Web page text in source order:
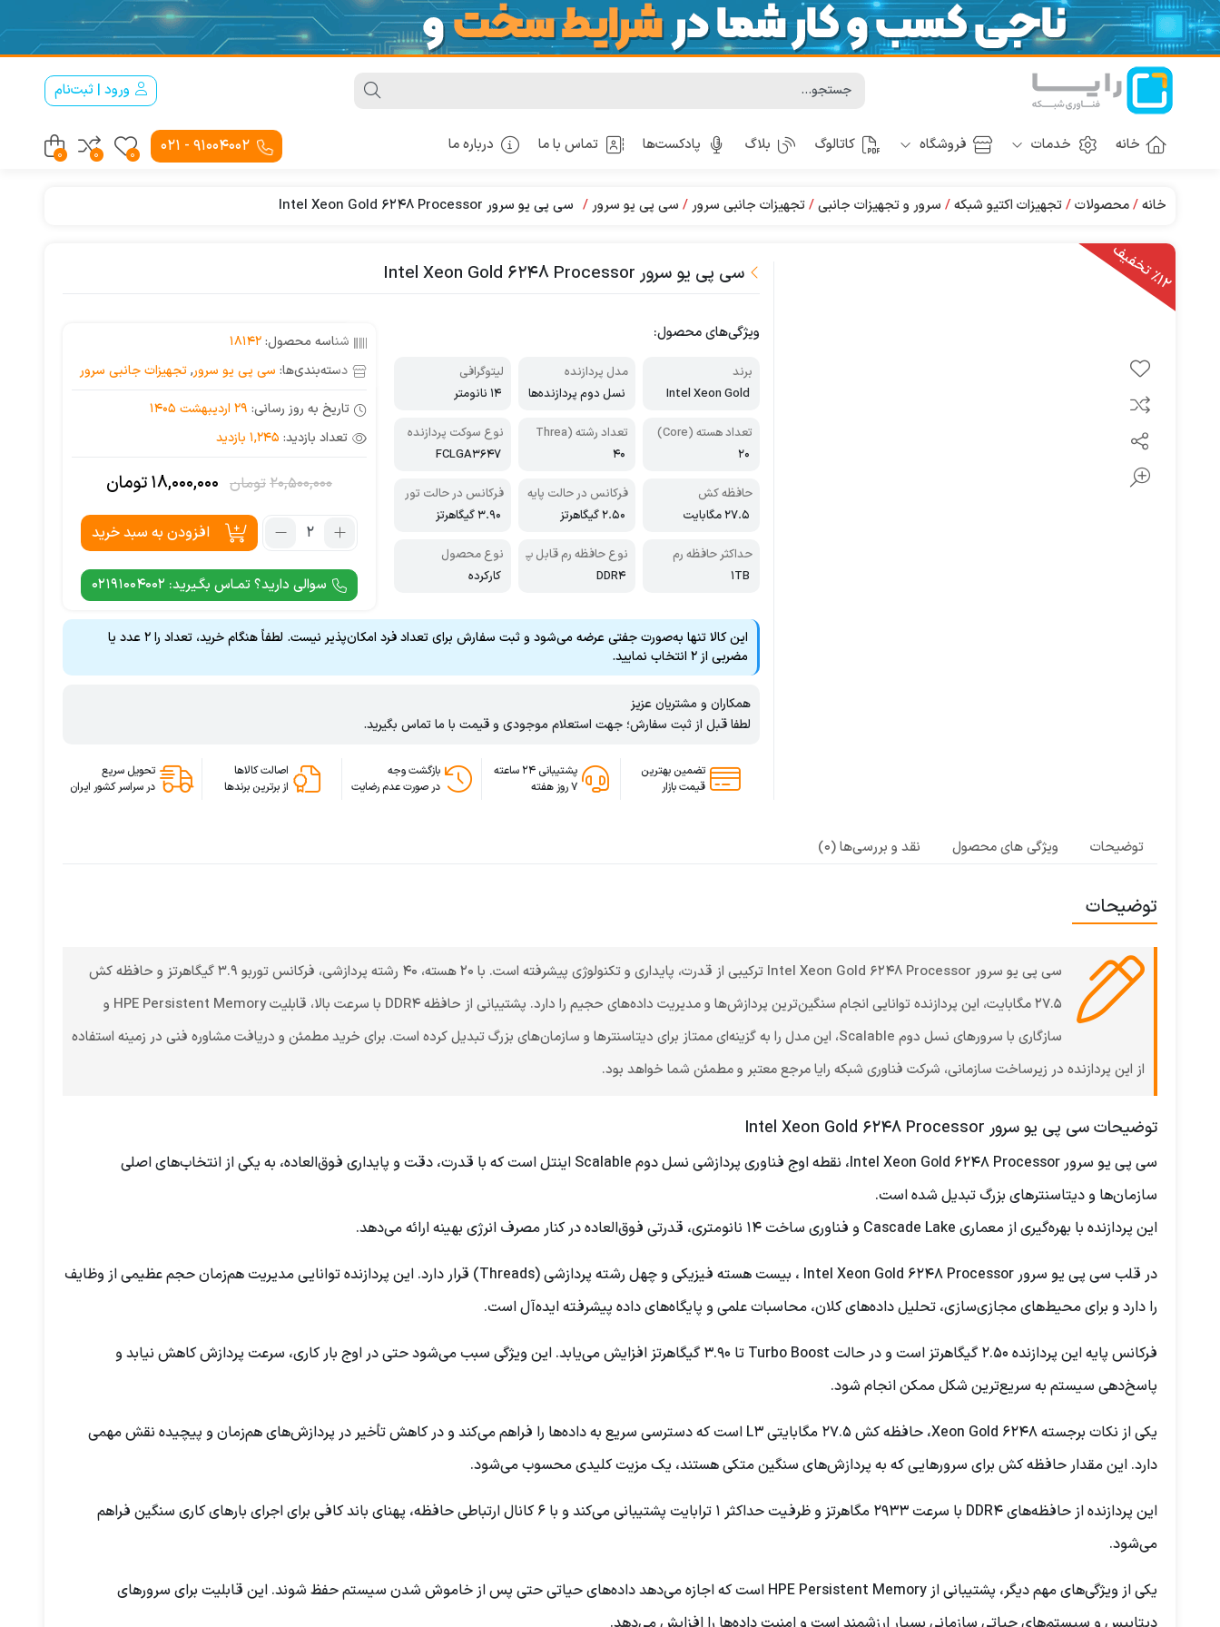
ورود | ثبت‌نام
خانه خدمات فروشگاه کاتالوگ بلاگ پادکست‌ها تماس با ما درباره ما 91004002 - 021
0
0
0
خانه محصولات تجهیزات اکتیو شبکه سرور و تجهیزات جانبی تجهیزات جانبی سرور سی پی یو سرور سی پی یو سرور Intel Xeon Gold 6248 Processor
٪1
2
ت
خ
ف
یف سی پی یو سرور Intel Xeon Gold 6248 Processor
ویژگی‌های محصول:
برند
Intel Xeon Gold
مدل پردازنده
نسل دوم پردازنده‌ها
لیتوگرافی
14 نانومتر
تعداد هسته (Core)
20
تعداد رشته (Threa
d)
40
نوع سوکت پردازنده
FCLGA3647
حافظه کش
27.5 مگابایت
فرکانس در حالت پایه
2.50 گیگاهرتز
فرکانس در حالت تور
بو
3.90 گیگاهرتز
حداکثر حافظه رم
1TB
نوع حافظه رم قابل پ
شتیبانی
DDR4
نوع محصول
کارکرده
شناسه محصول:18142
دسته‌بندی‌ها: سی پی یو سرور,تجهیزات جانبی سرور
تاریخ به روز رسانی: 29 اردیبهشت 1405
تعداد بازدید: 1,245 بازدید
20,500,000تومان قیمت
اصلی:
20,500,000تومان
بود.
18,000,000تومان
قیمت
فعلی:
18,000,000تومان.
تعداد:
پی
یو
Intel
Gold
افزودن به سبد خرید
سوالی دارید؟ تمـاس بگـیرید: 02191004002
این کالا تنها به‌صورت جفتی عرضه می‌شود و ثبت سفارش برای تعداد فرد امکان‌پذیر نیست. لطفاً هنگام خرید، تعداد را ۲ عدد یا
مضربی از ۲ انتخاب نمایید.
همکاران و مشتریان عزیز
لطفا قبل از ثبت سفارش؛ جهت استعلام موجودی و قیمت با ما تماس بگیرید.
تضمین بهترین
قیمت بازار
پشتیبانی ۲۴ ساعته
۷ روز هفته
بازگشت وجه
در صورت عدم رضایت
اصالت کالاها
از برترین برندها
تحویل سریع
در سراسر کشور ایران
توضیحات ویژگی های محصول نقد و بررسی‌ها (0)
توضیحات
سی پی یو سرور Intel Xeon Gold 6248 Processor ترکیبی از قدرت، پایداری و تکنولوژی پیشرفته است. با ۲۰ هسته، ۴۰ رشته پردازشی، فرکانس توربو ۳.۹ گیگاهرتز و حافظه کش
۲۷.۵ مگابایت، این پردازنده توانایی انجام سنگین‌ترین پردازش‌ها و مدیریت داده‌های حجیم را دارد. پشتیبانی از حافظه DDR4 با سرعت بالا، قابلیت HPE Persistent Memory و
سازگاری با سرورهای نسل دوم Scalable، این مدل را به گزینه‌ای ممتاز برای دیتاسنترها و سازمان‌های بزرگ تبدیل کرده است. برای خرید مطمئن و دریافت مشاوره فنی در زمینه استفاده
از این پردازنده در زیرساخت سازمانی، شرکت فناوری شبکه رایا مرجع معتبر و مطمئن شما خواهد بود.
توضیحات سی پی یو سرور Intel Xeon Gold 6248 Processor
سی پی یو سرور Intel Xeon Gold 6248 Processor، نقطه اوج فناوری پردازشی نسل دوم Scalable اینتل است که با قدرت، دقت و پایداری فوق‌العاده، به یکی از انتخاب‌های اصلی
سازمان‌ها و دیتاسنترهای بزرگ تبدیل شده است.
این پردازنده با بهره‌گیری از معماری Cascade Lake و فناوری ساخت ۱۴ نانومتری، قدرتی فوق‌العاده در کنار مصرف انرژی بهینه ارائه می‌دهد.
در قلب سی پی یو سرور Intel Xeon Gold 6248 Processor ، بیست هسته فیزیکی و چهل رشته پردازشی (Threads) قرار دارد. این پردازنده توانایی مدیریت هم‌زمان حجم عظیمی از وظایف
را دارد و برای محیط‌های مجازی‌سازی، تحلیل داده‌های کلان، محاسبات علمی و پایگاه‌های داده پیشرفته ایده‌آل است.
فرکانس پایه این پردازنده ۲.۵۰ گیگاهرتز است و در حالت Turbo Boost تا ۳.۹۰ گیگاهرتز افزایش می‌یابد. این ویژگی سبب می‌شود حتی در اوج بار کاری، سرعت پردازش کاهش نیابد و
پاسخ‌دهی سیستم به سریع‌ترین شکل ممکن انجام شود.
یکی از نکات برجسته Xeon Gold 6248، حافظه کش ۲۷.۵ مگابایتی L3 است که دسترسی سریع به داده‌ها را فراهم می‌کند و در کاهش تأخیر در پردازش‌های هم‌زمان و پیچیده نقش مهمی
دارد. این مقدار حافظه کش برای سرورهایی که به پردازش‌های سنگین متکی هستند، یک مزیت کلیدی محسوب می‌شود.
این پردازنده از حافظه‌های DDR4 با سرعت ۲۹۳۳ مگاهرتز و ظرفیت حداکثر ۱ ترابایت پشتیبانی می‌کند و با ۶ کانال ارتباطی حافظه، پهنای باند کافی برای اجرای بارهای کاری سنگین فراهم
می‌شود.
یکی از ویژگی‌های مهم دیگر، پشتیبانی از HPE Persistent Memory است که اجازه می‌دهد داده‌های حیاتی حتی پس از خاموش شدن سیستم حفظ شوند. این قابلیت برای سرورهای